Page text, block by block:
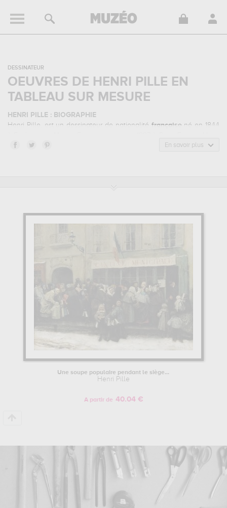
DESSINATEUR
OEUVRES DE HENRI PILLE EN
TABLEAU SUR MESURE
HENRI PILLE : BIOGRAPHIE
Henri Pille, est un dessinateur de nationalité française né en 1844
Pille appartenait au style artistique ecole française. Il a été
Henri Pille est notamment connu pour les œuvres suivantes :
gastronomie... Vous devrez vous rendre au musée national du
œuvres. Les œuvres de Henri Pille sont, en effet, principalement
musée national du château de pau, pau, france,
qualité des principales œuvres de Henri Pille.
En savoir plus
Une soupe populaire pendant le siège...
Henri Pille
A partir de 40.04 €